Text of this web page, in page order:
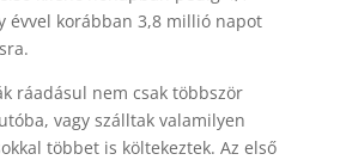
évvel korábban 3,8 millió napot
ráadásul nem csak többször
vagy szálltak valamilyen
többet is költekeztek. Az első